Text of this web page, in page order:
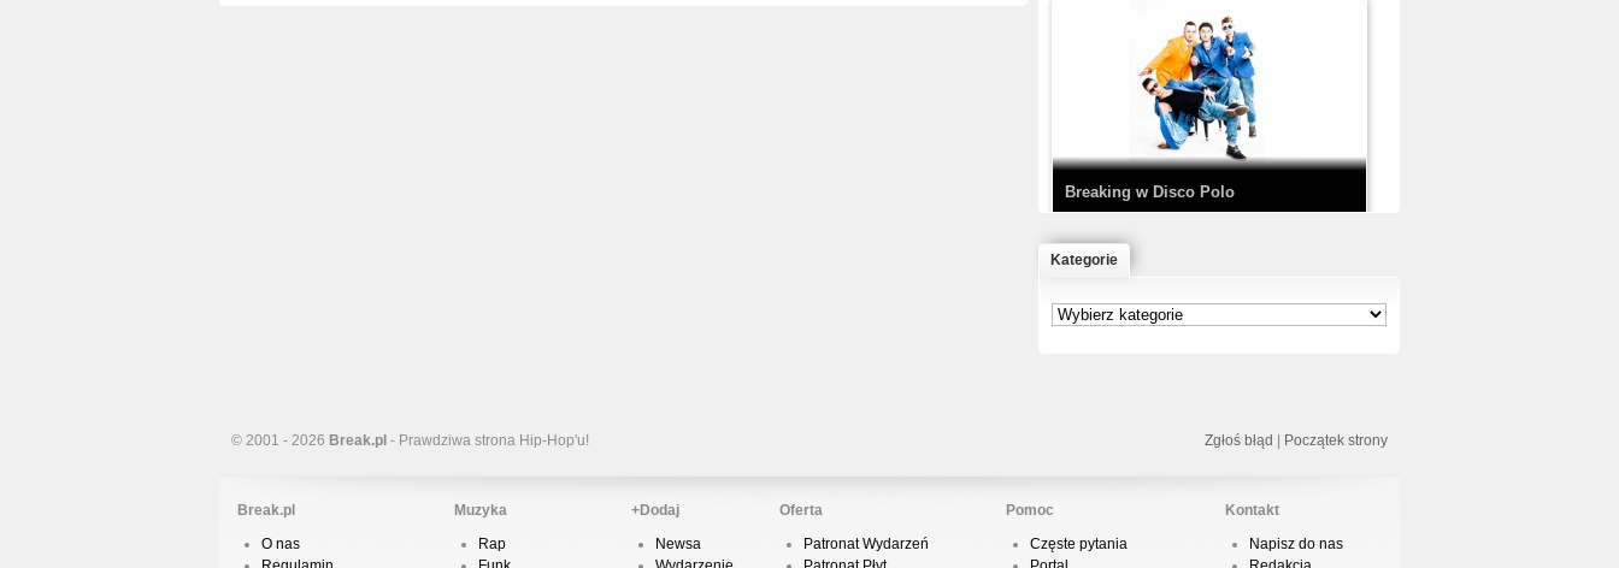
TEDE & SIR MICH - KICKDOWN /
DISCO NOIR
Prod. Chubeats, Scratch:…
KrisBo - Cienie
Breaking w Disco Polo
Kategorie
© 2001 - 2026 Break.pl - Prawdziwa strona Hip-Hop'u! Zgłoś błąd | Początek strony
Break.pl
O nas
Muzyka
Rap
+Dodaj
Newsa
Oferta
Patronat Wydarzeń
Pomoc
Częste pytania
Kontakt
Napisz do nas